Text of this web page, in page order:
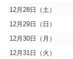
12月28日（土）
12月29日（日）
12月30日（月）
12月31日（火）